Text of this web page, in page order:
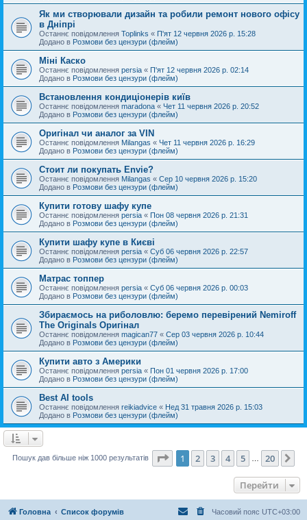
Як ми створювали дизайн та робили ремонт нового офісу
в Дніпрі
Останнє повідомлення Toplinks « П'ят 12 червня 2026 р. 15:28
Додано в Розмови без цензури (флейм)
Міні Каско
Останнє повідомлення persia « П'ят 12 червня 2026 р. 02:14
Додано в Розмови без цензури (флейм)
Встановлення кондиціонерів київ
Останнє повідомлення maradona « Чет 11 червня 2026 р. 20:52
Додано в Розмови без цензури (флейм)
Оригінал чи аналог за VIN
Останнє повідомлення Milangas « Чет 11 червня 2026 р. 16:29
Додано в Розмови без цензури (флейм)
Стоит ли покупать Envie?
Останнє повідомлення Milangas « Сер 10 червня 2026 р. 15:20
Додано в Розмови без цензури (флейм)
Купити готову шафу купе
Останнє повідомлення persia « Пон 08 червня 2026 р. 21:31
Додано в Розмови без цензури (флейм)
Купити шафу купе в Києві
Останнє повідомлення persia « Суб 06 червня 2026 р. 22:57
Додано в Розмови без цензури (флейм)
Матрас топпер
Останнє повідомлення persia « Суб 06 червня 2026 р. 00:03
Додано в Розмови без цензури (флейм)
Збираємось на риболовлю: беремо перевірений Nemiroff
The Originals Оригінал
Останнє повідомлення magican77 « Сер 03 червня 2026 р. 10:44
Додано в Розмови без цензури (флейм)
Купити авто з Америки
Останнє повідомлення persia « Пон 01 червня 2026 р. 17:00
Додано в Розмови без цензури (флейм)
Best AI tools
Останнє повідомлення reikiadvice « Нед 31 травня 2026 р. 15:03
Додано в Розмови без цензури (флейм)
Пошук дав більше ніж 1000 результатів Сторінка 1 20
1 2 3 4 5 20
Перейти
Головна Список форумів Часовий пояс UTC+03:00